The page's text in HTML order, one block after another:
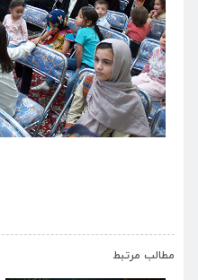
مطالب مرتبط